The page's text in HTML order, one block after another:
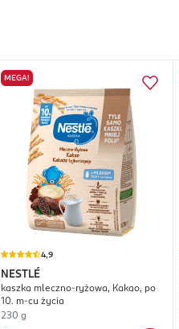
MEGA!
4,9
NESTLÉ
kaszka mleczno-ryżowa, Kakao, po
10. m-cu życia
230 g